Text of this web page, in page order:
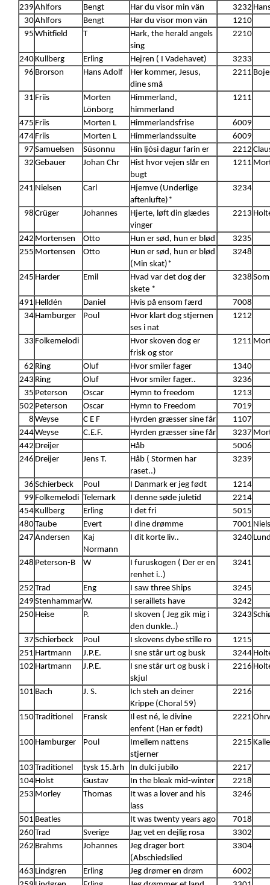
239 Ahlfors Bengt Har du visor min vän 3232
30Ahlfors Bengt Har du visor mon vän
1210
95 Whitfield T
Hark, the herald angels
sing
2210
240Kullberg Erling Hejren ( I Vadehavet)
3233
96 Brorson Hans Adolf
Her kommer, Jesus,
dine små
2211
31 Friis
Morten
Lönborg
Himmerland,
himmerland
1211
475 Friis Morten L Himmerlandsfrise
6009
474 Friis Morten L Himmerlandssuite
6009
97 Samuelsen Súsonnu Hin ljósi dagur farin er 2212
32 Gebauer Johan Chr
Hist hvor vejen slår en
bugt
1211
241 Nielsen Carl
Hjemve (Underlige
aftenlufte)*
3234
98 Crüger Johannes
Hjerte, løft din glædes
vinger
2213
242 Mortensen Otto Hun er sød, hun er blød
3235
255 Mortensen Otto
Hun er sød, hun er blød
(Min skat)*
3248
245 Harder Emil
Hvad var det dog der
skete *
3238
491 Helldén Daniel Hvis på ensom færd
7008
34 Hamburger Poul
Hvor klart dog stjernen
ses i nat
1212
33 Folkemelodi
Hvor skoven dog er
frisk og stor
1211
62 Ring Oluf Hvor smiler fager
1340
243 Ring Oluf Hvor smiler fager..
3236
35 Peterson Oscar Hymn to freedom
1213
502 Peterson Oscar Hymn to Freedom
7019
8 Weyse C E F Hyrden græsser sine får
1107
244Weyse C.E.F. Hyrden græsser sine får 3237
442 Dreijer Håb
5006
246 Dreijer Jens T.
Håb ( Stormen har
raset..)
3239
36 Schierbeck Poul I Danmark er jeg født
1214
99 Folkemelodi Telemark I denne søde juletid
2214
454Kullberg Erling I det fri
5015
480Taube Evert I dine drømme 7001
247 Andersen
Kaj
Normann
I dit korte liv.. 3240
248 Peterson-B W
I furuskogen ( Der er en
renhet i..)
3241
252 Trad Eng I saw three Ships
3245
249 StenhammarW. I seraillets have
3242
250 Heise P.
I skoven ( Jeg gik mig i
den dunkle..)
3243
37 Schierbeck Poul I skovens dybe stille ro
1215
251 Hartmann J.P.E. I sne står urt og busk 3244
102 Hartmann J.P.E.
I sne står urt og busk i
skjul
2216
101 Bach J. S.
Ich steh an deiner
Krippe (Choral 59)
2216
150Traditionel Fransk
Il est né, le divine
enfent (Han er født)
2221
100 Hamburger Poul
Imellem nattens
stjerner
2215
103 Traditionel tysk 15.årh In dulci jubilo
2217
104 Holst Gustav In the bleak mid-winter
2218
253 Morley Thomas
It was a lover and his
lass
3246
501 Beatles It was twenty years ago
7018
260Trad Sverige Jag vet en dejlig rosa
3302
262 Brahms Johannes
Jeg drager bort
(Abschiedslied
3304
463 Lindgren Erling Jeg drømer en drøm
6002